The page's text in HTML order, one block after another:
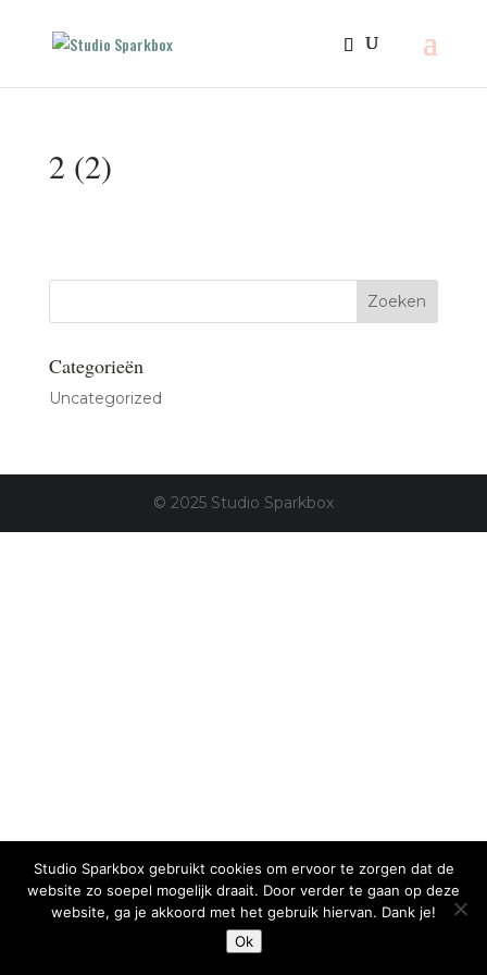
2 (2)
Categorieën
Uncategorized
© 2025 Studio Sparkbox
Studio Sparkbox gebruikt cookies om ervoor te zorgen dat de
website zo soepel mogelijk draait. Door verder te gaan op deze
website, ga je akkoord met het gebruik hiervan. Dank je!
Ok